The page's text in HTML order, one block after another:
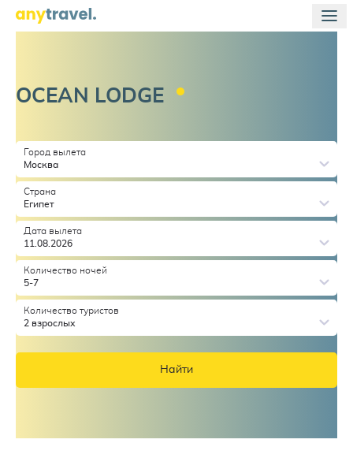
OCEAN LODGE
Город вылета
Москва
Страна
Египет
Дата вылета
11.08.2026
Количество ночей
5-7
Количество туристов
2 взрослых
Найти